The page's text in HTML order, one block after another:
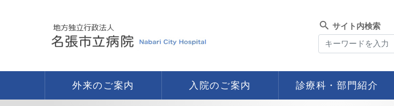
search サイト内検索
外来のご案内 入院のご案内 診療科・部門紹介